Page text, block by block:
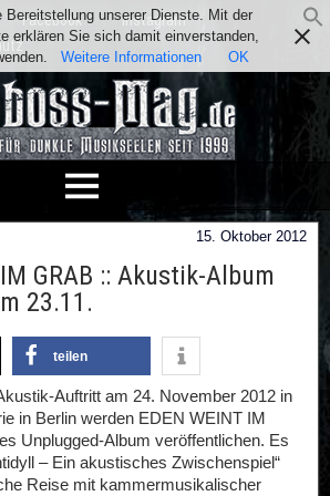
Facebook
Instagram
15. Oktober 2012
GRAB :: Akustik-Album
23.11.
teilen
Auftritt am 24. November 2012 in
in Berlin werden EDEN WEINT IM
Unplugged-Album veröffentlichen. Es
– Ein akustisches Zwischenspiel“
Reise mit kammermusikalischer
Bereitstellung unserer Dienste. Mit der
erklären Sie sich damit einverstanden,
Weitere Informationen OK